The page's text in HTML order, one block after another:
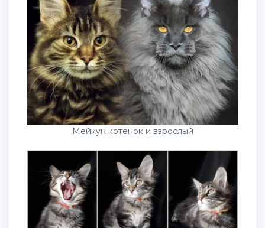
Мейкун котенок и взрослый